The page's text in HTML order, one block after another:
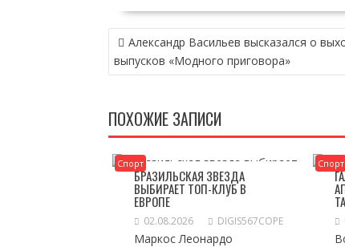
НАВИГАЦИЯ
ПО
ЗАПИСЯМ
Александр Васильев высказался о
выпусков «Модного приговора»
ПОХОЖИЕ ЗАПИСИ
Спорт
БРАЗИЛЬСКАЯ ЗВЕЗДА
ВЫБИРАЕТ ТОП-КЛУБ В
ЕВРОПЕ
02.08.2026 DIGIS567COPE
Маркос Леонардо
Спорт